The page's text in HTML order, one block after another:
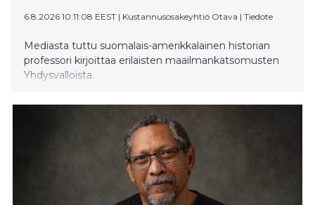
6.8.2026 10:11:08 EEST | Kustannusosakeyhtiö Otava | Tiedote
Mediasta tuttu suomalais-amerikkalainen historian
professori kirjoittaa erilaisten maailmankatsomusten
Yhdysvalloista.